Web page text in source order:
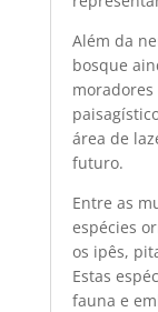
Além da
bosque
área de
futuro.
Entre as
espécies
os ipês,
Estas
fauna e